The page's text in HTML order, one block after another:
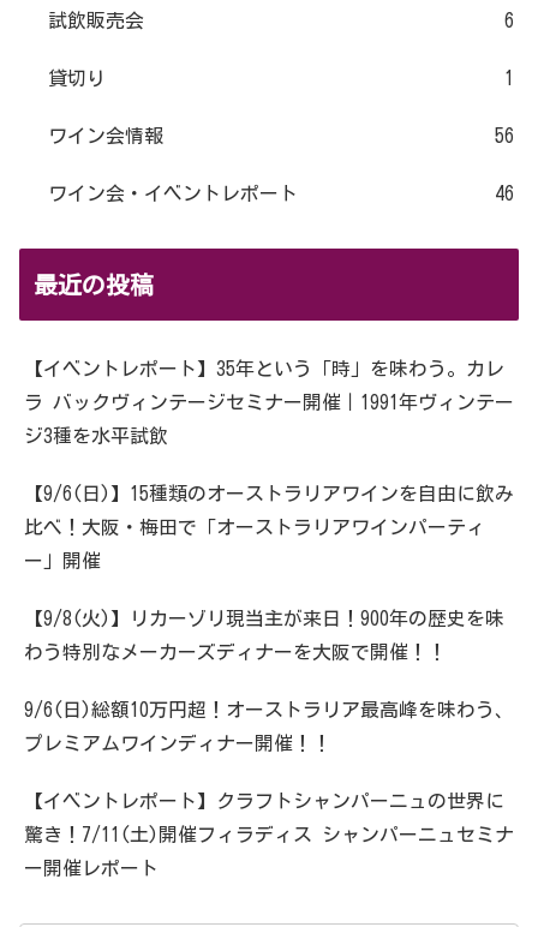
試飲販売会 6
貸切り 1
ワイン会情報 56
ワイン会・イベントレポート 46
最近の投稿
【イベントレポート】35年という「時」を味わう。カレ
ラ バックヴィンテージセミナー開催｜1991年ヴィンテー
ジ3種を水平試飲
【9/6(日)】15種類のオーストラリアワインを自由に飲み
比べ！大阪・梅田で「オーストラリアワインパーティ
ー」開催
【9/8(火)】リカーゾリ現当主が来日！900年の歴史を味
わう特別なメーカーズディナーを大阪で開催！！
9/6(日)総額10万円超！オーストラリア最高峰を味わう、
プレミアムワインディナー開催！！
【イベントレポート】クラフトシャンパーニュの世界に
驚き！7/11(土)開催フィラディス シャンパーニュセミナ
ー開催レポート